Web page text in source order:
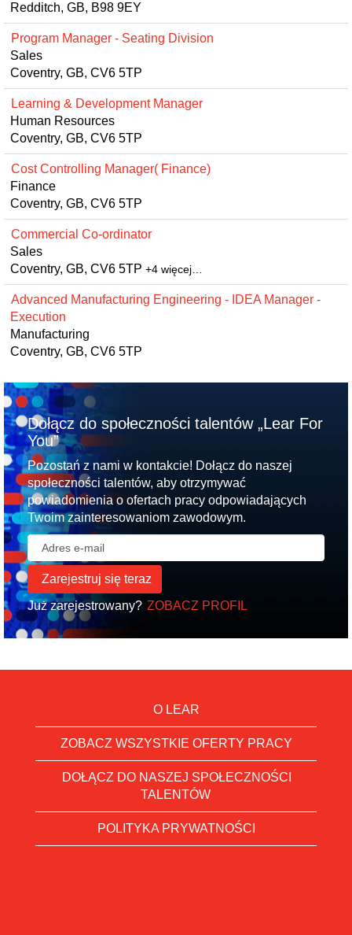
Redditch, GB, B98 9EY
Program Manager - Seating Division
Sales
Coventry, GB, CV6 5TP
Learning & Development Manager
Human Resources
Coventry, GB, CV6 5TP
Cost Controlling Manager( Finance)
Finance
Coventry, GB, CV6 5TP
Commercial Co-ordinator
Sales
Coventry, GB, CV6 5TP +4 więcej…
Advanced Manufacturing Engineering - IDEA Manager -
Execution
Manufacturing
Coventry, GB, CV6 5TP
Dołącz do społeczności talentów „Lear For
You”
Pozostań z nami w kontakcie! Dołącz do naszej
społeczności talentów, aby otrzymywać
powiadomienia o ofertach pracy odpowiadających
Twoim zainteresowaniom zawodowym.
Już zarejestrowany? ZOBACZ PROFIL
O LEAR
ZOBACZ WSZYSTKIE OFERTY PRACY
DOŁĄCZ DO NASZEJ SPOŁECZNOŚCI
TALENTÓW
POLITYKA PRYWATNOŚCI